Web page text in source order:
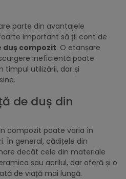
parte din avantajele
important să ții cont de
duș compozit. O etanșare
ineficientă poate
timpul utilizării, dar și
de duș din
compozit poate varia în
În general, cădițele din
decât cele din materiale
sau acrilul, dar oferă și o
de viață mai lungă.